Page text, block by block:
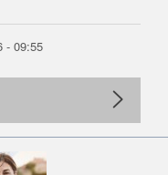
- 09:55